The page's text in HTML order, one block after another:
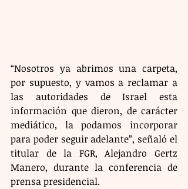
“Nosotros ya abrimos una carpeta,
por supuesto, y vamos a reclamar a
las autoridades de Israel esta
información que dieron, de carácter
mediático, la podamos incorporar
para poder seguir adelante”, señaló el
titular de la FGR, Alejandro Gertz
Manero, durante la conferencia de
prensa presidencial.